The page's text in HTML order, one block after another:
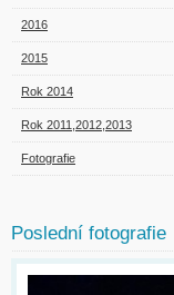
2016
2015
Rok 2014
Rok 2011,2012,2013
Fotografie
Poslední fotografie